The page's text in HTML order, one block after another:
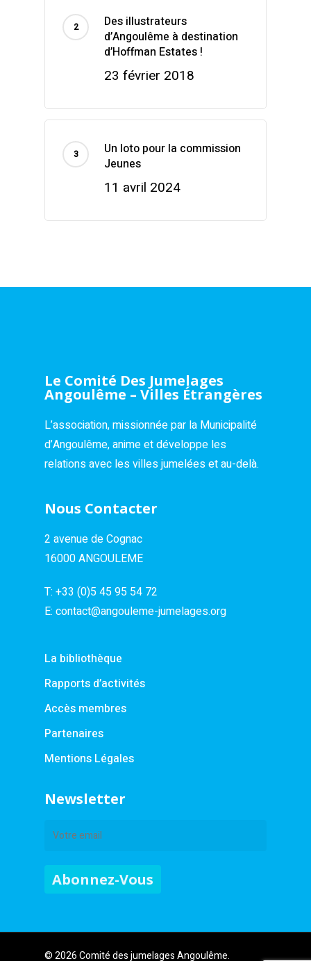
Des illustrateurs
d’Angoulême à destination
d’Hoffman Estates !
23 février 2018
Un loto pour la commission
Jeunes
11 avril 2024
Le Comité Des Jumelages
Angoulême – Villes Étrangères
L’association, missionnée par la Municipalité
d’Angoulême, anime et développe les
relations avec les villes jumelées et au-delà.
Nous Contacter
2 avenue de Cognac
16000 ANGOULEME
T: +33 (0)5 45 95 54 72
E: contact@angouleme-jumelages.org
La bibliothèque
Rapports d’activités
Accès membres
Partenaires
Mentions Légales
Newsletter
© 2026 Comité des jumelages Angoulême.